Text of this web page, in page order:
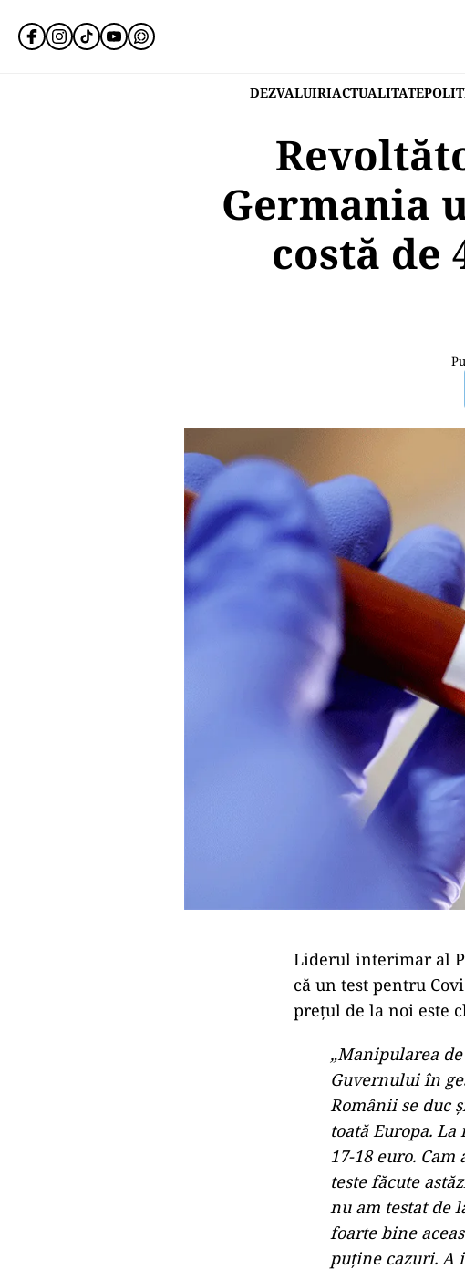
DEZVALUIRIACTUALITATE
Germania
costă de
Liderul interimar al
că un test pentru
prețul de la noi este
„Manipularea
Guvernului în
Românii se duc
toată Europa.
17-18 euro.
teste făcute
nu am testat de
foarte bine
puţine cazuri. A